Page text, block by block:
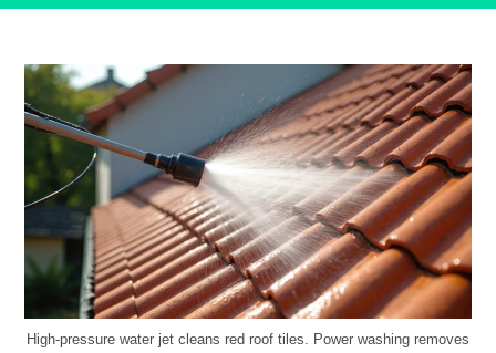
High-pressure water jet cleans red roof tiles. Power washing removes